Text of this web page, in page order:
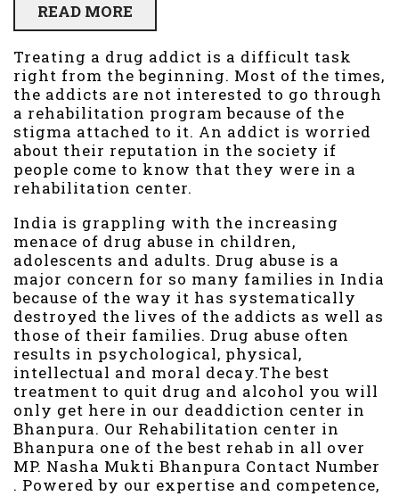
READ MORE
Treating a drug addict is a difficult task
right from the beginning. Most of the times,
the addicts are not interested to go through
a rehabilitation program because of the
stigma attached to it. An addict is worried
about their reputation in the society if
people come to know that they were in a
rehabilitation center.
India is grappling with the increasing
menace of drug abuse in children,
adolescents and adults. Drug abuse is a
major concern for so many families in India
because of the way it has systematically
destroyed the lives of the addicts as well as
those of their families. Drug abuse often
results in psychological, physical,
intellectual and moral decay.The best
treatment to quit drug and alcohol you will
only get here in our deaddiction center in
Bhanpura. Our Rehabilitation center in
Bhanpura one of the best rehab in all over
MP. Nasha Mukti Bhanpura Contact Number
. Powered by our expertise and competence,